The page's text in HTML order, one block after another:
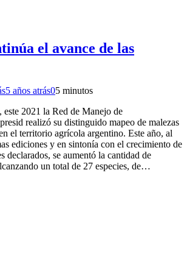
el avance de las
5 años atrás05 minutos
este 2021 la Red de Manejo de
realizó su distinguido mapeo de malezas
el territorio agrícola argentino. Este año, al
ediciones y en sintonía con el crecimiento de
declarados, se aumentó la cantidad de
un total de 27 especies, de…